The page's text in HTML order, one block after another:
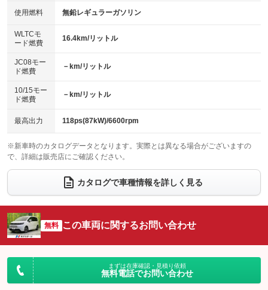
100V電源
：装備なし
センターデフロック
：装備なし
電動格納ミラー
：装備あり
バックカメラ
：装備あり
エアロ
：装備なし
：装備なし
パワーシート
ベンチシート
：装備なし
チップアップシート
：装備なし
：装備なし ：装備あり
ウォークスルー
：装備なし
電動リアゲート フロントカメラ
：装備なし
：装備なし ：装備なし
サイドカメラ
：装備なし ルーフレール
：装備なし
：装備なし
：装備なし
使用燃料 無鉛レギュラーガソリン
WLTCモ
ード燃費
16.4km/リットル
JC08モー
ド燃費
－km/リットル
10/15モー
ド燃費
－km/リットル
最高出力 118ps(87kW)/6600rpm
※新車時のカタログデータとなります。実際とは異なる場合がございますの
で、詳細は販売店にご確認ください。
カタログで車種情報を詳しく見る
無料 この車両に関するお問い合わせ
まずは在庫確認・見積り依頼
無料電話でお問い合わせ